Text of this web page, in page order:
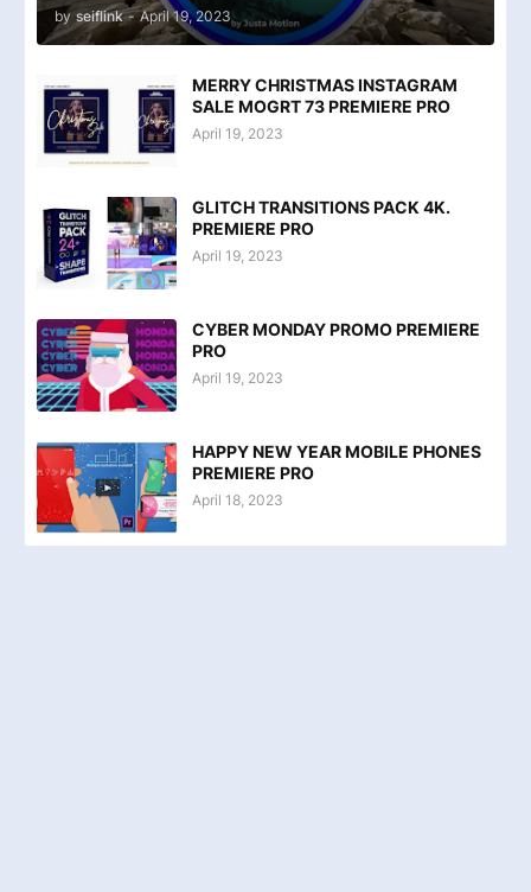
by seiflink - April 19, 2023
MERRY CHRISTMAS INSTAGRAM
SALE MOGRT 73 PREMIERE PRO
April 19, 2023
GLITCH TRANSITIONS PACK 4K.
PREMIERE PRO
April 19, 2023
CYBER MONDAY PROMO PREMIERE
PRO
April 19, 2023
HAPPY NEW YEAR MOBILE PHONES
PREMIERE PRO
April 18, 2023